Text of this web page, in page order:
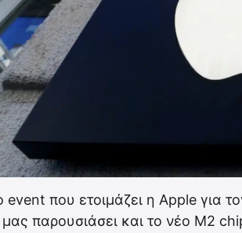
event που ετοιμάζει η Apple για
παρουσιάσει και το νέο M2